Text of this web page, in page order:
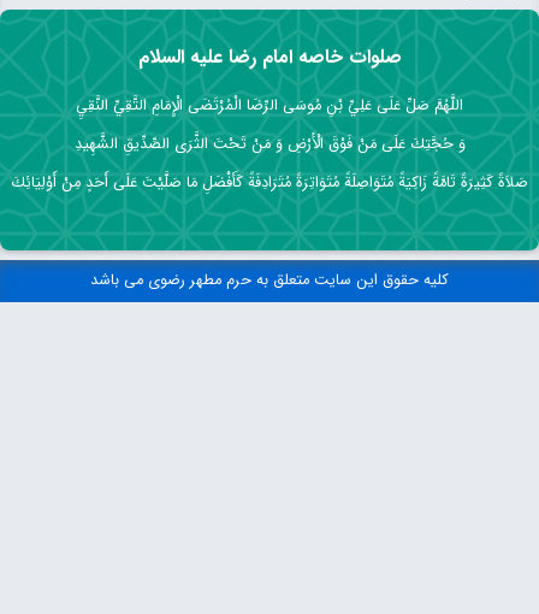
صلوات خاصه امام رضا علیه السلام
اللَّهُمَّ صَلِّ عَلَى عَلِيِّ بْنِ مُوسَى الرِّضَا الْمُرْتَضَى الْإِمَامِ التَّقِيِّ النَّقِيِ
وَ حُجَّتِكَ عَلَى مَنْ فَوْقَ الْأَرْضِ وَ مَنْ تَحْتَ الثَّرَى الصِّدِّيقِ الشَّهِيدِ
صَلاَةً كَثِيرَةً تَامَّةً زَاكِيَةً مُتَوَاصِلَةً مُتَوَاتِرَةً مُتَرَادِفَةً كَأَفْضَلِ مَا صَلَّيْتَ عَلَى أَحَدٍ مِنْ أَوْلِيَائِكَ
کلیه حقوق این سایت متعلق به حرم مطهر رضوی می باشد